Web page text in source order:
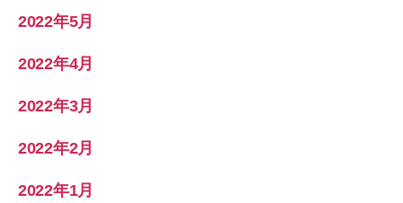
2022年5月
2022年4月
2022年3月
2022年2月
2022年1月